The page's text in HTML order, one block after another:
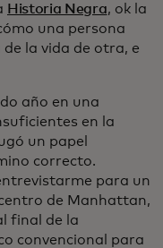
Historia Negra, ok la
una persona
la vida de otra, e
año en una
en la
un papel
correcto.
para un
de Manhattan,
final de la
convencional para